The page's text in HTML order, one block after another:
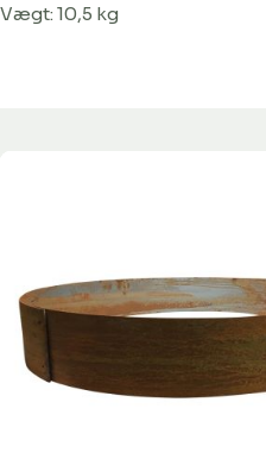
Vægt: 10,5 kg